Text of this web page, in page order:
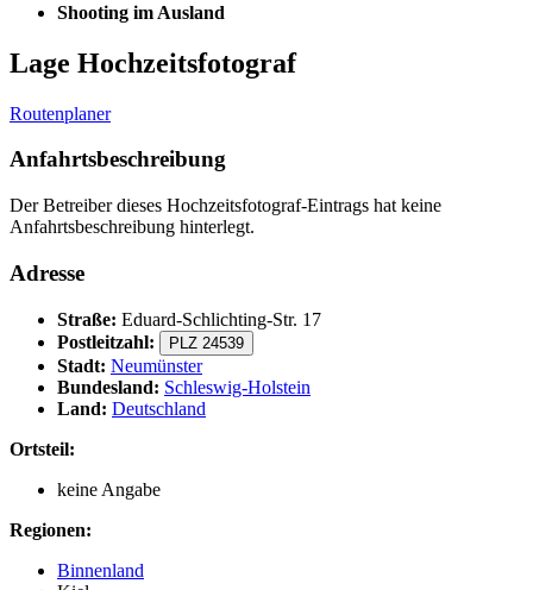
Shooting im Ausland
Lage Hochzeitsfotograf
Routenplaner
Anfahrtsbeschreibung
Der Betreiber dieses Hochzeitsfotograf-Eintrags hat keine
Anfahrtsbeschreibung hinterlegt.
Adresse
Straße: Eduard-Schlichting-Str. 17
Postleitzahl:
PLZ 24539
Stadt: Neumünster
Bundesland: Schleswig-Holstein
Land: Deutschland
Ortsteil:
keine Angabe
Regionen:
Binnenland